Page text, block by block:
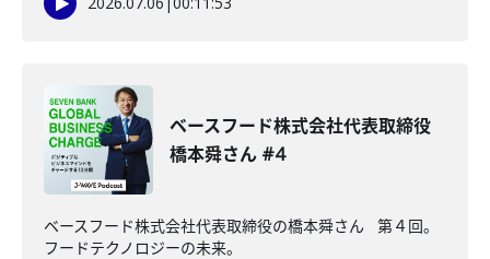
ベースフード株式会社代表取締役
橋本舜さん #4
ベースフード株式会社代表取締役の橋本舜さん 第４回。
フードテクノロジーの未来。